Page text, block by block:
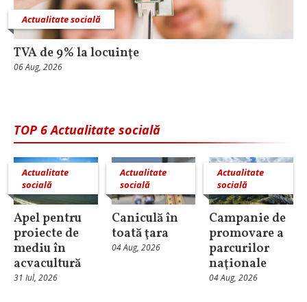
Actualitate socială
TVA de 9% la locuinţe
06 Aug, 2026
TOP 6 Actualitate socială
Actualitate
socială
Apel pentru
proiecte de
mediu în
acvacultură
31 Iul, 2026
Actualitate
socială
Caniculă în
toată ţara
04 Aug, 2026
Actualitate
socială
Campanie de
promovare a
parcurilor
naţionale
04 Aug, 2026